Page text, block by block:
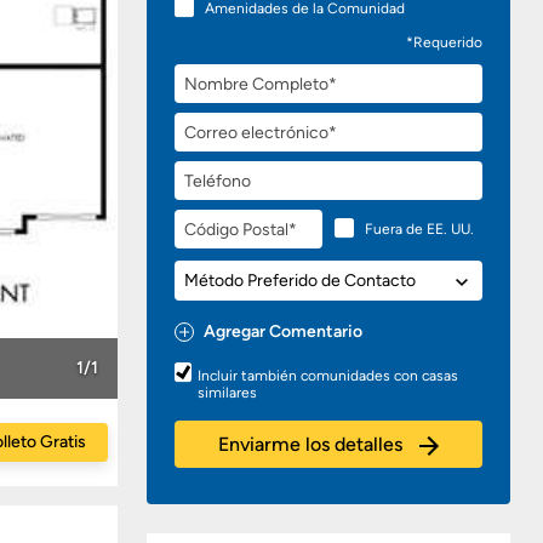
Amenidades de la Comunidad
*Requerido
Nombre
Completo
Correo
electrónico
Teléfono
Código
Postal
Fuera de EE. UU.
Método
Preferido
de
Contacto
Agregar Comentario
Preguntas
o
Comentarios
Incluir también comunidades con casas
similares
Enviarme los detalles
1/1
Gratis